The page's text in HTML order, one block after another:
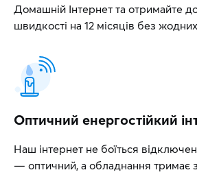
Домашній Інтернет та отримайте
швидкості на 12 місяців без
Оптичний енергостійкий
Наш інтернет не боїться
— оптичний, а обладнання тримає